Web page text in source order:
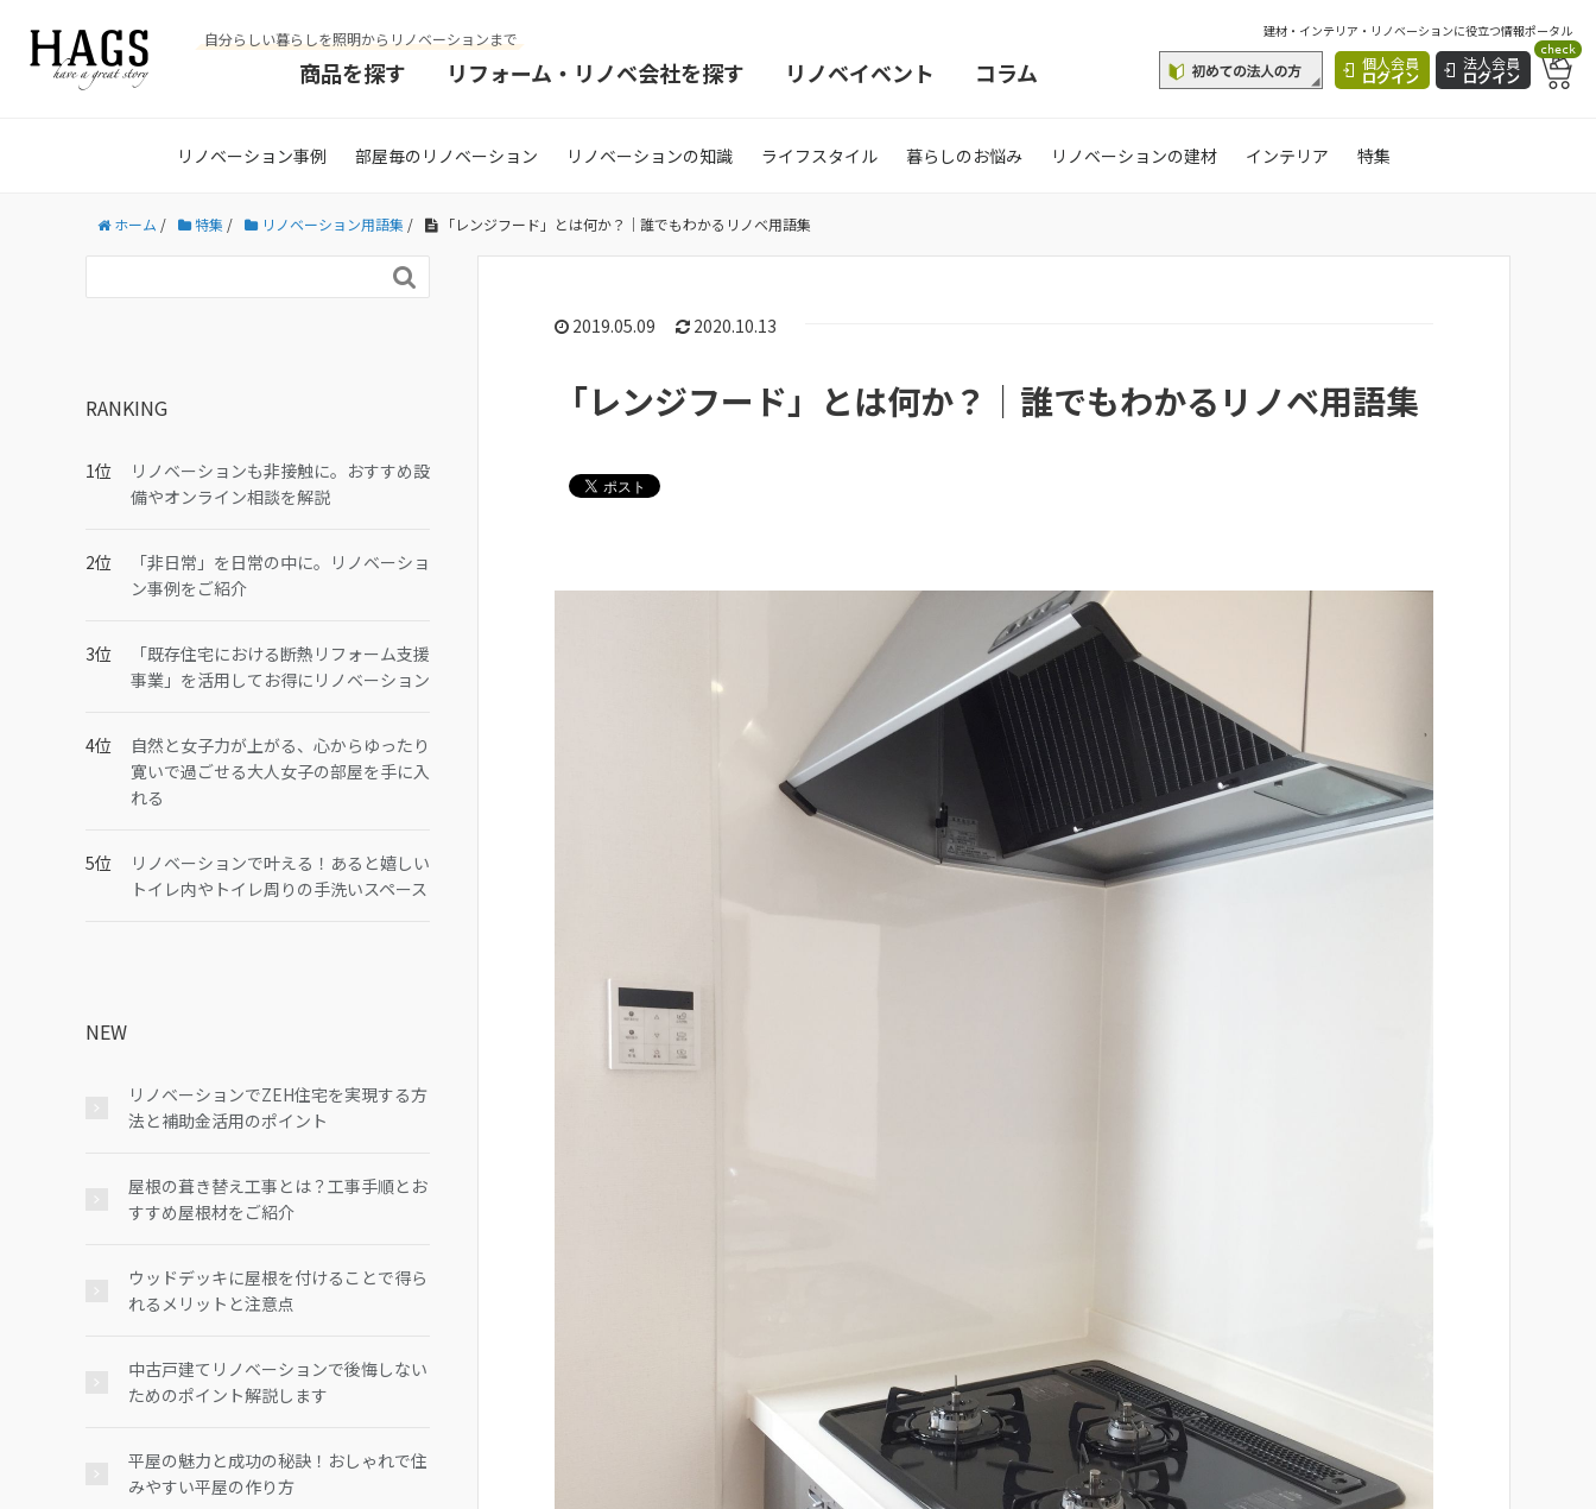
自分らしい暮らしを照明からリノベーションまで
商品を探す リフォーム・リノベ会社を探す リノベイベント コラム
建材・インテリア・リノベーションに役立つ情報ポータル
個人会員
ログイン
法人会員
ログイン
check
リノベーション事例 部屋毎のリノベーション リノベーションの知識 ライフスタイル 暮らしのお悩み リノベーションの建材 インテリア 特集
ホーム / 特集 / リノベーション用語集 / 「レンジフード」とは何か？｜誰でもわかるリノベ用語集
2019.05.09 2020.10.13
「レンジフード」とは何か？｜誰でもわかるリノベ用語集

RANKING
リノベーションも非接触に。おすすめ設
備やオンライン相談を解説
「非日常」を日常の中に。リノベーショ
ン事例をご紹介
「既存住宅における断熱リフォーム支援
事業」を活用してお得にリノベーション
自然と女子力が上がる、心からゆったり
寛いで過ごせる大人女子の部屋を手に入
れる
リノベーションで叶える！あると嬉しい
トイレ内やトイレ周りの手洗いスペース
NEW
リノベーションでZEH住宅を実現する方
法と補助金活用のポイント
屋根の葺き替え工事とは？工事手順とお
すすめ屋根材をご紹介
ウッドデッキに屋根を付けることで得ら
れるメリットと注意点
中古戸建てリノベーションで後悔しない
ためのポイント解説します
平屋の魅力と成功の秘訣！おしゃれで住
みやすい平屋の作り方